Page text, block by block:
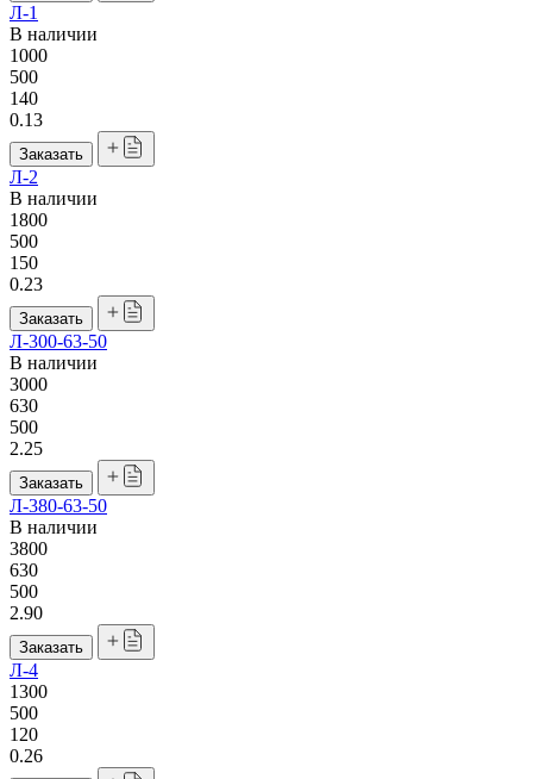
Л-1
В наличии
1000
500
140
0.13
Заказать
Л-2
В наличии
1800
500
150
0.23
Заказать
Л-300-63-50
В наличии
3000
630
500
2.25
Заказать
Л-380-63-50
В наличии
3800
630
500
2.90
Заказать
Л-4
1300
500
120
0.26